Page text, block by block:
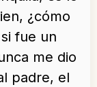
¿cómo
fue un
me dio
padre, el